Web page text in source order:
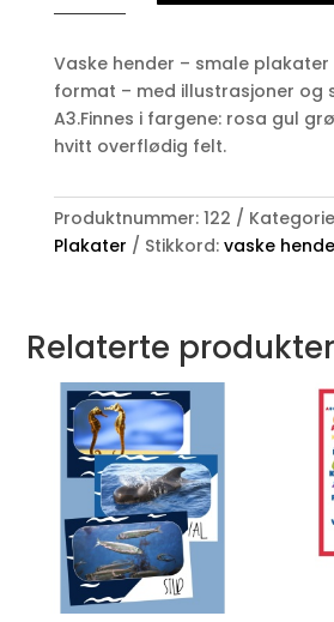
-
antall
Vaske hender – smale
format – med illustrasjoner og
A3.Finnes i fargene: rosa gul
hvitt overflødig felt.
Produktnummer: 122
Plakater
Stikkord: vaske
Relaterte produkter